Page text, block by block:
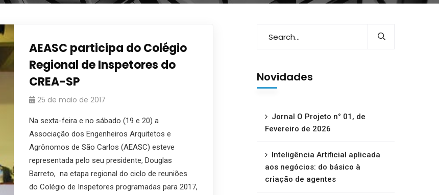
AEASC participa do Colégio
Regional de Inspetores do
CREA-SP
25 de maio de 2017
Na sexta-feira e no sábado (19 e 20) a
Associação dos Engenheiros Arquitetos e
Agrônomos de São Carlos (AEASC) esteve
representada pelo seu presidente, Douglas
Barreto, na etapa regional do ciclo de reuniões
do Colégio de Inspetores programadas para 2017,
Novidades
Jornal O Projeto n° 01, de
Fevereiro de 2026
Inteligência Artificial aplicada
aos negócios: do básico à
criação de agentes